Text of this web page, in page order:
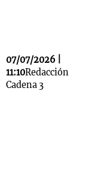
07/07/2026 |
11:10Redacción
Cadena 3